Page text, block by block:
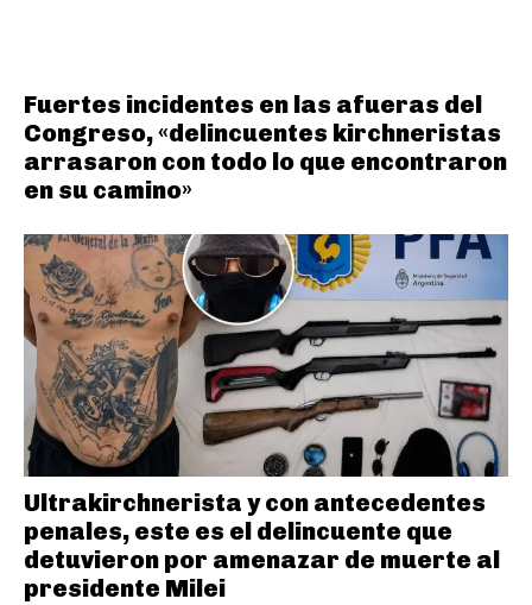
Fuertes incidentes en las afueras del
Congreso, «delincuentes kirchneristas
arrasaron con todo lo que encontraron
en su camino»
Ultrakirchnerista y con antecedentes
penales, este es el delincuente que
detuvieron por amenazar de muerte al
presidente Milei